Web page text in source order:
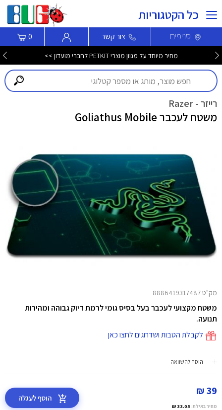
כל הקטגוריות
סניפים צור קשר 0
מחיר מיוחד על מגוון מוצרי PETKIT לחברי מועדון >>
רייזר - Razer
משטח לעכבר Goliathus Mobile
מק"ט 8886419317487
משטח מקצועי לעכבר בעל בסיס גומי לרמת דיוק גבוהה ומהירות
תנועה.
לקבלת הטבות ושדרוגים לחצו כאן
הוסף להשוואה
39 ₪
מחיר באילת: 33.05 ₪
הוסף לעגלה